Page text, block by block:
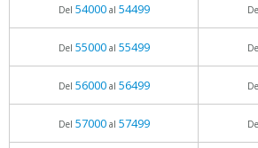
Del 54000al 54499
Del 55000al 55499
Del 56000al 56499
Del 57000al 57499